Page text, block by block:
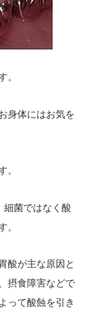
。
身体にはお気を
。
細菌ではなく酸
。
酸が主な原因と
摂食障害などで
って酸蝕を引き